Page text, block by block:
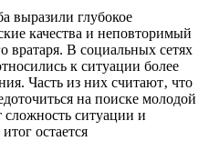
выразили глубокое
качества и неповторимый
вратаря. В социальных сетях
к ситуации более
Часть из них считают‚ что
на поиске молодой
сложность ситуации и
остается